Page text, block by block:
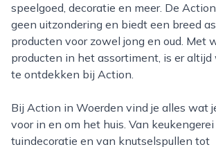
speelgoed, decoratie en meer. De
geen uitzondering en biedt een breed
producten voor zowel jong en oud. Met
producten in het assortiment, is er
te ontdekken bij Action.
Bij Action in Woerden vind je alles wat je nodig hebt
voor in en om het huis. Van
tuindecoratie en van knutselspullen tot